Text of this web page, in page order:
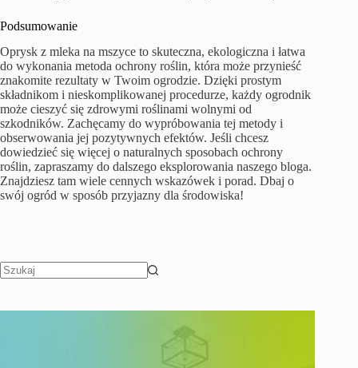
Podsumowanie
Oprysk z mleka na mszyce to skuteczna, ekologiczna i łatwa
do wykonania metoda ochrony roślin, która może przynieść
znakomite rezultaty w Twoim ogrodzie. Dzięki prostym
składnikom i nieskomplikowanej procedurze, każdy ogrodnik
może cieszyć się zdrowymi roślinami wolnymi od
szkodników. Zachęcamy do wypróbowania tej metody i
obserwowania jej pozytywnych efektów. Jeśli chcesz
dowiedzieć się więcej o naturalnych sposobach ochrony
roślin, zapraszamy do dalszego eksplorowania naszego bloga.
Znajdziesz tam wiele cennych wskazówek i porad. Dbaj o
swój ogród w sposób przyjazny dla środowiska!